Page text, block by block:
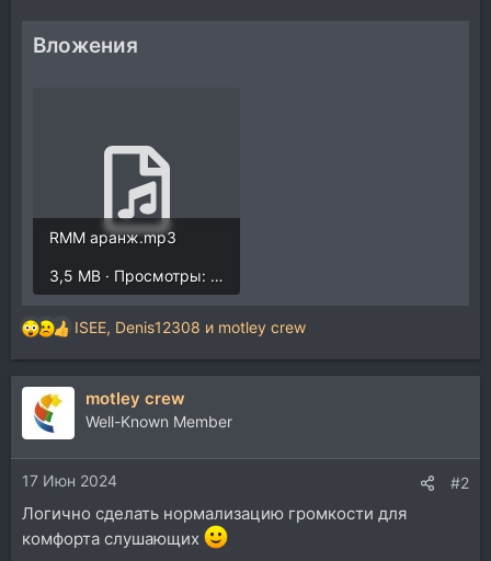
Вложения
RMM аранж.mp3
3,5 MB · Просмотры: 1.570
Р
е
а
и
и
:
ISEE, Denis12308 и motley crew
motley crew
Well-Known Member
17 Июн 2024 #2
Логично сделать нормализацию громкости для
комфорта слушающих